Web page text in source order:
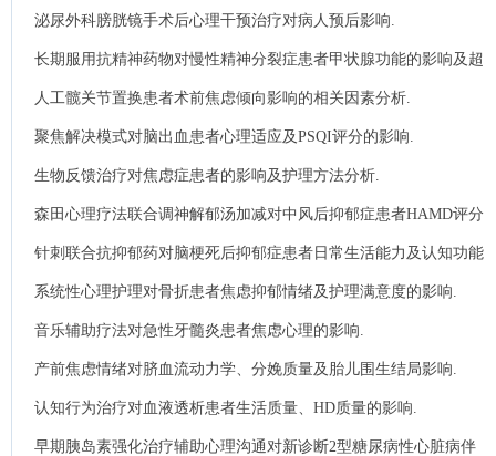
影响.
泌尿外科膀胱镜手术后心理干预治疗对病人预后影响.
长期服用抗精神药物对慢性精神分裂症患者甲状腺功能的影响及超
声筛查价值.
人工髋关节置换患者术前焦虑倾向影响的相关因素分析.
聚焦解决模式对脑出血患者心理适应及PSQI评分的影响.
生物反馈治疗对焦虑症患者的影响及护理方法分析.
森田心理疗法联合调神解郁汤加减对中风后抑郁症患者HAMD评分
及生活质量的影响.
针刺联合抗抑郁药对脑梗死后抑郁症患者日常生活能力及认知功能
的影响.
系统性心理护理对骨折患者焦虑抑郁情绪及护理满意度的影响.
音乐辅助疗法对急性牙髓炎患者焦虑心理的影响.
产前焦虑情绪对脐血流动力学、分娩质量及胎儿围生结局影响.
认知行为治疗对血液透析患者生活质量、HD质量的影响.
早期胰岛素强化治疗辅助心理沟通对新诊断2型糖尿病性心脏病伴